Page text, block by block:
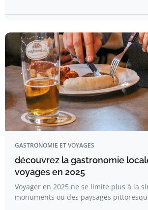
GASTRONOMIE ET VOYAGES
découvrez la gastronomie
voyages en 2025
Voyager en 2025 ne se limite plus à la
monuments ou des paysages